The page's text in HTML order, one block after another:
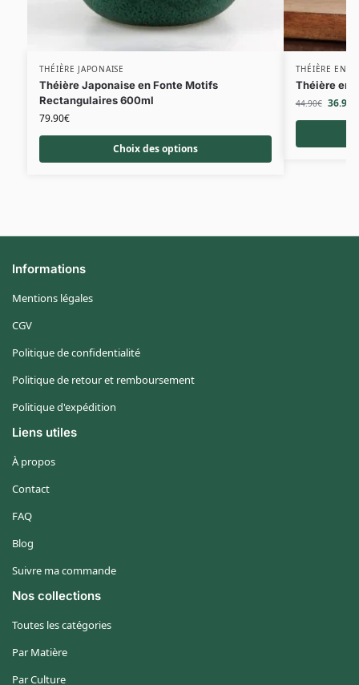
THÉIÈRE JAPONAISE
Théière Japonaise en Fonte Motifs
Rectangulaires 600ml
79.90€
Choix des options
THÉIÈRE EN
Théière en
44.90€ 36.90
Informations
Mentions légales
CGV
Politique de confidentialité
Politique de retour et remboursement
Politique d'expédition
Liens utiles
À propos
Contact
FAQ
Blog
Suivre ma commande
Nos collections
Toutes les catégories
Par Matière
Par Culture